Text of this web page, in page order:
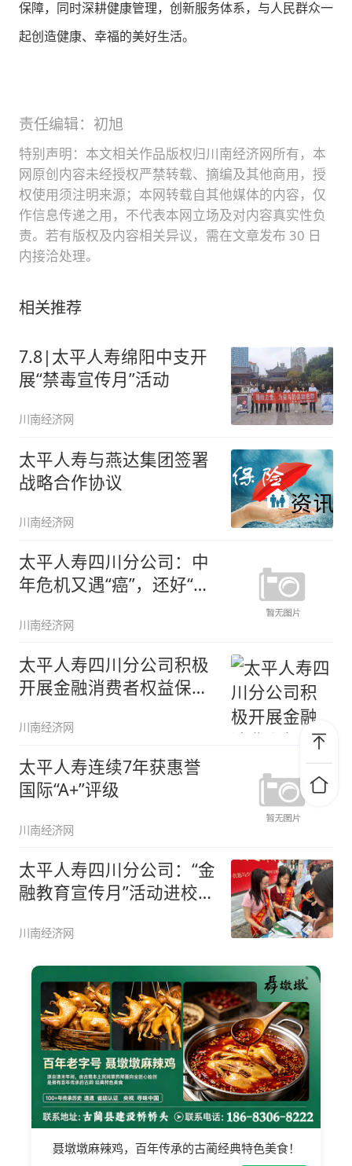
保障，同时深耕健康管理，创新服务体系，与人民群众一
起创造健康、幸福的美好生活。
责任编辑：初旭
特别声明：本文相关作品版权归川南经济网所有，本
网原创内容未经授权严禁转载、摘编及其他商用，授
权使用须注明来源；本网转载自其他媒体的内容，仅
作信息传递之用，不代表本网立场及对内容真实性负
责。若有版权及内容相关异议，需在文章发布 30 日
内接洽处理。
相关推荐
7.8|太平人寿绵阳中支开
展“禁毒宣传月”活动
川南经济网
太平人寿与燕达集团签署
战略合作协议
川南经济网
太平人寿四川分公司：中
年危机又遇“癌”，还好“天
川南经济网
太平人寿四川分公司积极
开展金融消费者权益保护
川南经济网
太平人寿连续7年获惠誉
国际“A+”评级
川南经济网
太平人寿四川分公司：“金
融教育宣传月”活动进校
川南经济网
聂墩墩麻辣鸡，百年传承的古蔺经典特色美食！